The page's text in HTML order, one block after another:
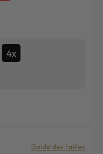
4x
Guide des tailles